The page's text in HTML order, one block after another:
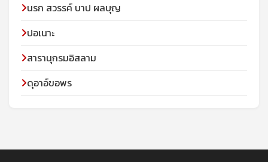
นรก สวรรค์ บาป ผลบุญ
ปอเนาะ
สารานุกรมอิสลาม
ดุอาอ์ขอพร